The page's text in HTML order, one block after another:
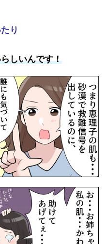
り
しいんです！